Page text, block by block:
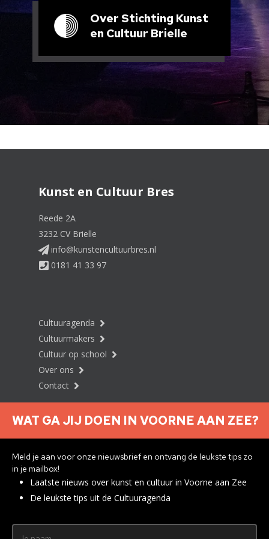
• Cursusmap: ‘Van Rondleiden naar Begeleiden’
• Boekenkist: Vol van Gedichten
• Even snel taal en spel (Stichting Taalvorming)
• Taal & Toneel (idem)
• Werken met Taaldrukken (idem)
• Kunst Dichterbij (idem)
• Educatie in Erfgoed: hoe we erfgoed (kunnen)
Over Stichting Kunst
en Cultuur Brielle
Kunst en Cultuur Bres
Reede 2A
3232 CV Brielle
info@kunstencultuurbres.nl
0181 41 33 97
Cultuuragenda
Cultuurmakers
Cultuur op school
Over ons
Contact
Nieuwsbrief aanmelden
Privacyverklaring
WAT GA JIJ DOEN IN VOORNE AAN ZEE?
Meld je aan voor onze nieuwsbrief en ontvang de leukste tips zo
in je mailbox!
Laatste nieuws over kunst en cultuur in Voorne aan Zee
De leukste tips uit de Cultuuragenda